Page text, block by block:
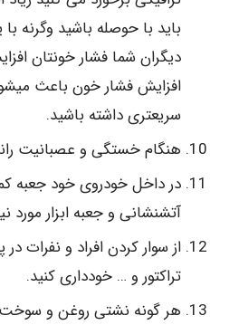
باید با حوصله باشید وگرنه
دیگران شما فشار خونتان
افزایش فشار خون باعث
سریعتری داشته باشید.
هنگام خستگی و عصبانیت
در داخل خودروی خود جعبه
آتشنشانی و جعبه ابزار مورد
از سوار کردن افراد و نفرات
تراکتور و … خودداری کنید.
هر گونه نشتی روغن و سوخت